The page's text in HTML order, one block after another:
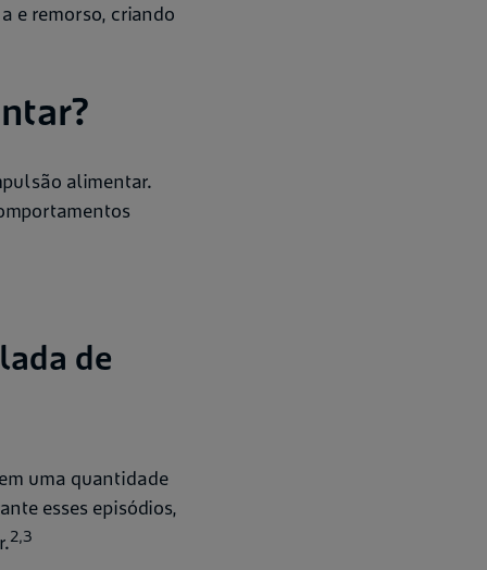
e remorso, criando
alimentar.
de
uma quantidade
esses episódios,
2,3